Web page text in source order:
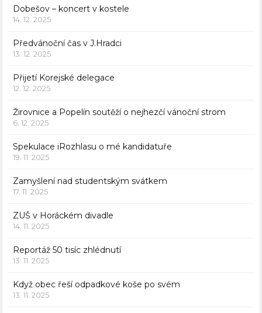
Dobešov – koncert v kostele
14. 12. 2025
Předvánoční čas v J.Hradci
13. 12. 2025
Přijetí Korejské delegace
12. 12. 2025
Žirovnice a Popelín soutěží o nejhezčí vánoční strom
6. 12. 2025
Spekulace iRozhlasu o mé kandidatuře
19. 11. 2025
Zamyšlení nad studentským svátkem
17. 11. 2025
ZUŠ v Horáckém divadle
14. 11. 2025
Reportáž 50 tisíc zhlédnutí
13. 11. 2025
Když obec řeší odpadkové koše po svém
13. 11. 2025